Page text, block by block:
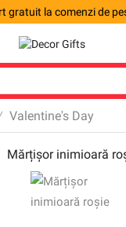
gratuit la comenzi de
Valentine's Day